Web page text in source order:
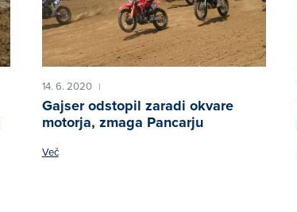
14. 6. 2020 |
Gajser odstopil zaradi okvare
motorja, zmaga Pancarju
Več